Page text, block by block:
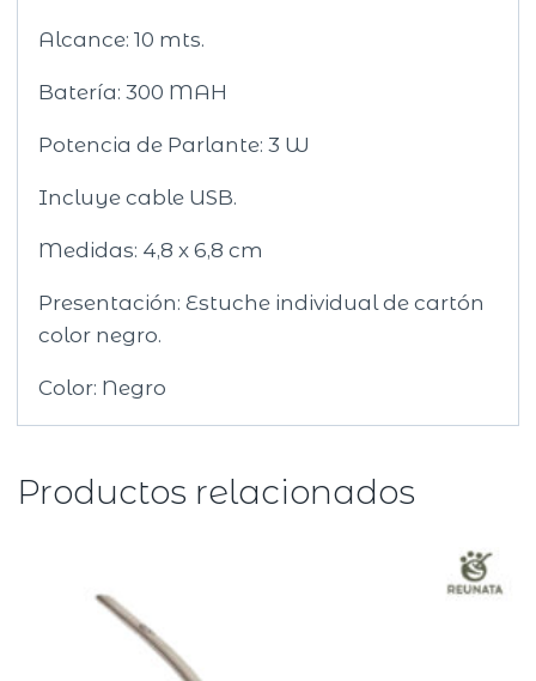
Alcance: 10 mts.
Batería: 300 MAH
Potencia de Parlante: 3 W
Incluye cable USB.
Medidas: 4,8 x 6,8 cm
Presentación: Estuche individual de cartón
color negro.
Color: Negro
Productos relacionados